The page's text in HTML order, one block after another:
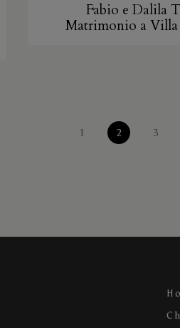
Fabio e Dalila
Matrimonio a
1 2 3